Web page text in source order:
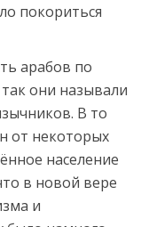
покориться
арабов по
они называли
В то
от некоторых
население
в новой вере
и